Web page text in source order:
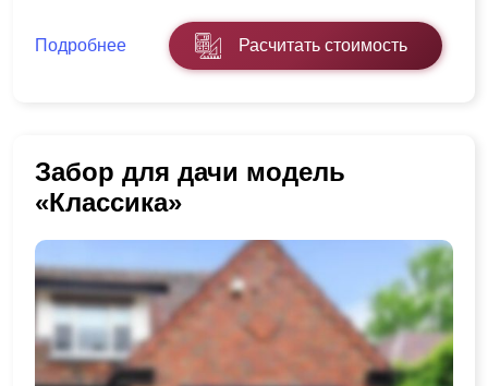
Подробнее Расчитать стоимость
Забор для дачи модель
«Классика»